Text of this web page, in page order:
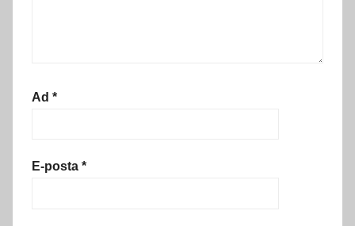
Ad *
E-posta *